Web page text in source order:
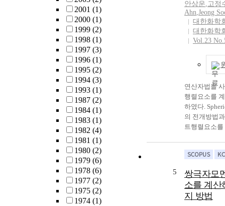
2001 (1)
2000 (1)
1999 (2)
1998 (1)
1997 (3)
1996 (1)
1995 (2)
1994 (3)
1993 (1)
1987 (2)
1984 (1)
1983 (1)
1982 (4)
1981 (1)
1980 (2)
1979 (6)
1978 (6)
1977 (2)
1975 (2)
1974 (1)
electron is
calculated
=
are closer to
where only
are assumed
A new
of the the
trigonal
complexes
Illustrative
performed on
bipyramidal
the
orbital and
method. The
values of the
by the
The
predict the
structure of
bipyramidal
안상운,고정
Ahn,Jeong
대한화학
대한화학
Vol.23
연산자법을
행렬요소를
하였다.
의 전개방법
트행렬요소
도함수쌍에
도하였다. 두
계산한 사중
요소의 값이
5
쌍극자모
소를 계산
지 방법